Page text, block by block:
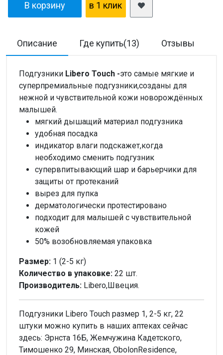
В корзину в 1 клик
Описание Где купить(13) Отзывы
Подгузники Libero Touch -это самые мягкие и
cуперпремиальные подгузники,созданы для
нежной и чувствительной кожи новорождённых
малышей.
мягкий дышащий материал подгузника
удобная посадка
индикатор влаги подскажет,когда
необходимо сменить подгузник
супервпитывающий шар и барьерчики для
защиты от протеканий
вырез для пупка
дерматологически протестировано
подходит для малышей с чувствительной
кожей
50% возобновляемая упаковка
Размер: 1 (2-5 кг)
Количество в упаковке: 22 шт.
Производитель: Libero,Швеция.
Подгузники Libero Touch размер 1, 2-5 кг, 22
штуки можно купить в наших аптеках сейчас
здесь: Эрнста 16Б, Жемчужина Кадетского,
Тимошенко 29, Минская, ObolonResidence,